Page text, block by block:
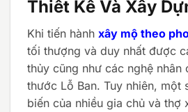
Thiết Kế Và Xây
Khi tiến hành xây mộ theo
tối thượng và duy nhất được
thủy cũng như các nghệ nhân
thước Lỗ Ban. Tuy nhiên, một
biến của nhiều gia chủ và thợ